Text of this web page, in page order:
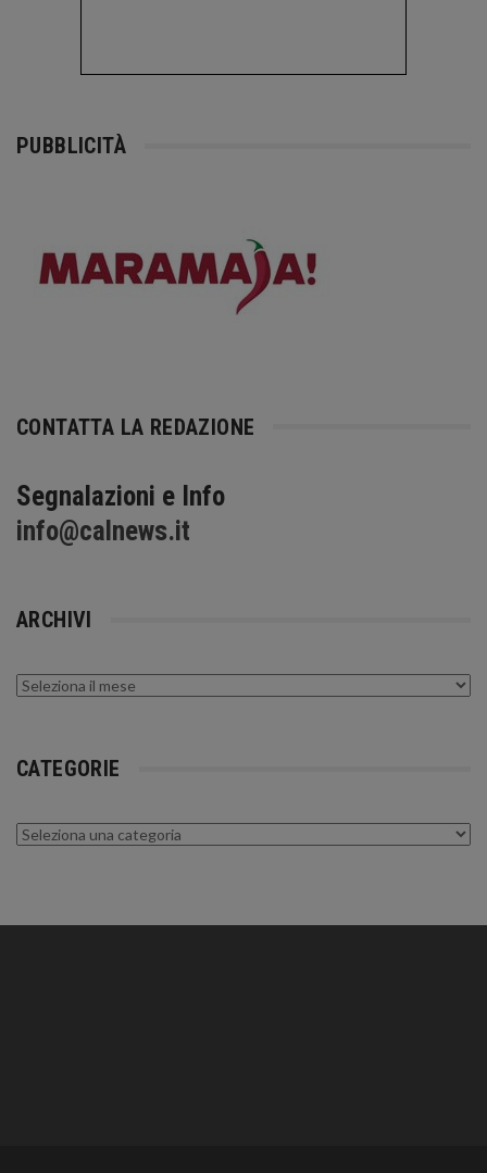
PUBBLICITÀ
CONTATTA LA REDAZIONE
Segnalazioni e Info
info@calnews.it
ARCHIVI
Archivi
CATEGORIE
Categorie